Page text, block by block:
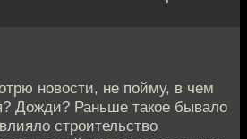
новости, не пойму, в чем
Дожди? Раньше такое бывало
строительство